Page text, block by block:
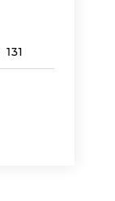
131